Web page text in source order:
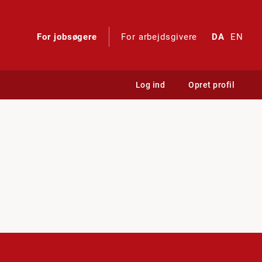
For jobsøgere For arbejdsgivere DA EN
Log ind Opret profil